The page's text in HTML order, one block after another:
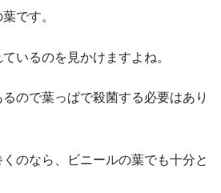
です。
いるのを見かけますよね。
ので葉っぱで殺菌する必要はあり
のなら、ビニールの葉でも十分と